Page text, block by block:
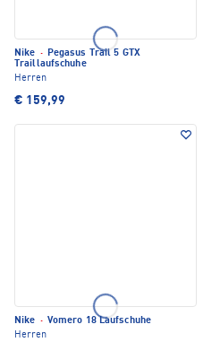
Nike · Pegasus Trail 5 GTX
Traillaufschuhe
Herren
€ 159,99
Nike · Vomero 18 Laufschuhe
Herren